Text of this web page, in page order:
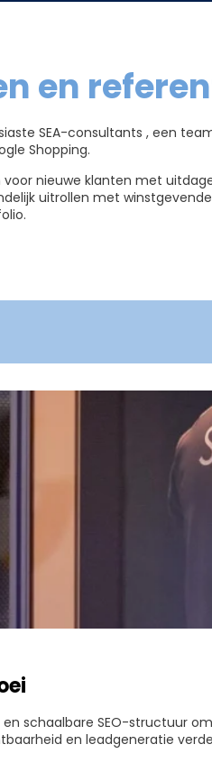
en
SEA-consultants , een
Shopping.
nieuwe klanten met
uitrollen met
schaalbare SEO-structuur
en leadgeneratie